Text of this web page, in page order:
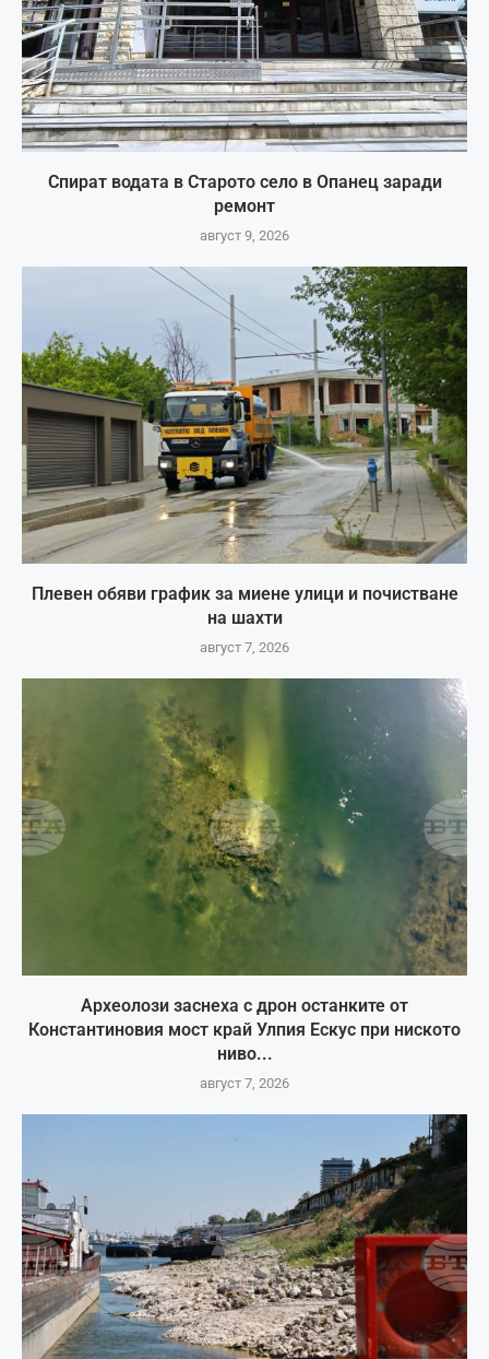
Спират водата в Старото село в Опанец заради
ремонт
август 9, 2026
Плевен обяви график за миене улици и почистване
на шахти
август 7, 2026
Археолози заснеха с дрон останките от
Константиновия мост край Улпия Ескус при ниското
ниво...
август 7, 2026